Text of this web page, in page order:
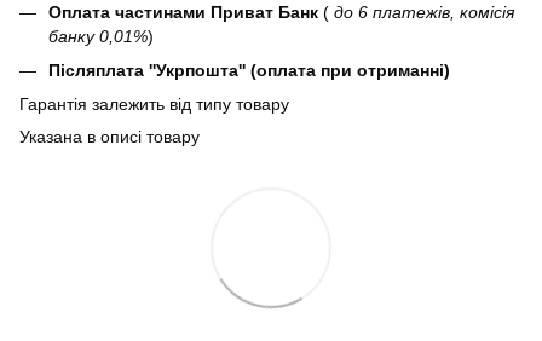
Оплата частинами Приват Банк ( до 6 платежів, комісія
банку 0,01%)
Післяплата ''Укрпошта'' (оплата при отриманні)
Гарантія залежить від типу товару
Указана в описі товару